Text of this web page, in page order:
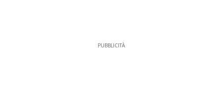
PUBBLICITÀ